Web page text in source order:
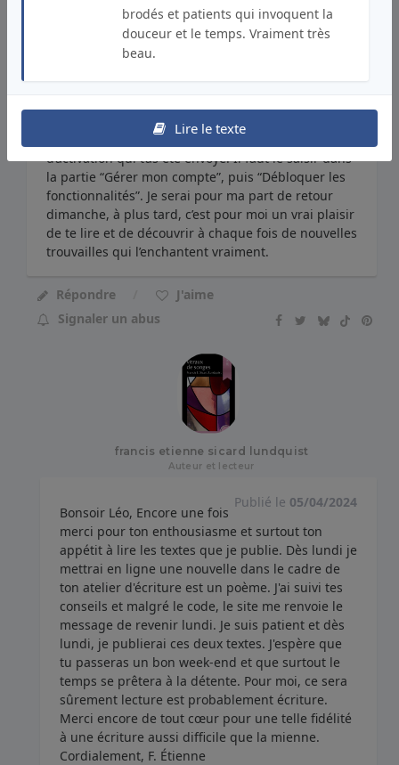
brodés et patients qui invoquent la
douceur et le temps. Vraiment très
beau.
Lire le texte
Publié le05/04/2024
Bonjour Francis-Etienne, c’est
possible de publier avant en activant le code
d’activation qui t’as été envoyé. Il faut le saisir dans
la partie “Gérer mon compte”, puis “Débloquer les
fonctionnalités”. Je serai pour ma part de retour
dimanche, à plus tard, c’est pour moi un vrai plaisir
de te lire et de découvrir à chaque fois de nouvelles
trouvailles qui l’enchantent vraiment.
Répondre
J'aime
Signaler un abus
francis etienne sicard lundquist
Auteur et lecteur
Publié le 05/04/2024
Bonsoir Léo, Encore une fois
merci pour ton enthousiasme et surtout ton
appétit à lire les textes que je publie. Dès lundi je
mettrai en ligne une nouvelle dans le cadre de
ton atelier d'écriture est un poème. J'ai suivi tes
conseils et malgré le code, le site me renvoie le
message de revenir lundi. Je suis patient et dès
lundi, je publierai ces deux textes. J'espère que
tu passeras un bon week-end et que surtout le
temps se prêtera à la détente. Pour moi, ce sera
sûrement lecture est probablement écriture.
Merci encore de tout cœur pour une telle fidélité
à une écriture aussi difficile que la mienne.
Cordialement, F. Étienne